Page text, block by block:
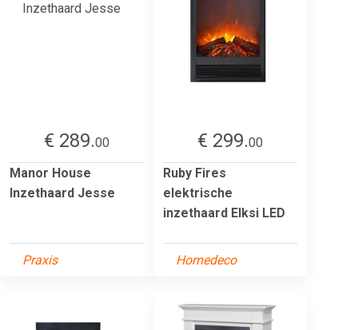
€ 289.00
Manor House
Inzethaard Jesse
Praxis
€ 299.00
Ruby Fires
elektrische
inzethaard Elksi LED
Homedeco